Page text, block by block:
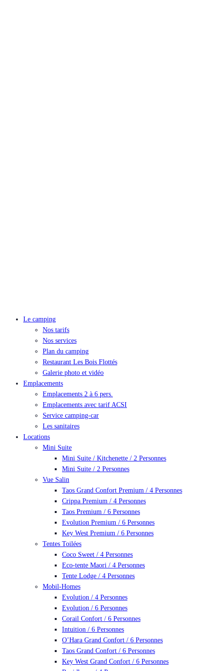
Le camping
Nos tarifs
Nos services
Plan du camping
Restaurant Les Bois Flottés
Galerie photo et vidéo
Emplacements
Emplacements 2 à 6 pers.
Emplacements avec tarif ACSI
Service camping-car
Les sanitaires
Locations
Mini Suite
Mini Suite / Kitchenette / 2 Personnes
Mini Suite / 2 Personnes
Vue Salin
Taos Grand Confort Premium / 4 Personnes
Crippa Premium / 4 Personnes
Taos Premium / 6 Personnes
Evolution Premium / 6 Personnes
Key West Premium / 6 Personnes
Tentes Toilées
Coco Sweet / 4 Personnes
Eco-tente Maori / 4 Personnes
Tente Lodge / 4 Personnes
Mobil-Homes
Evolution / 4 Personnes
Evolution / 6 Personnes
Corail Confort / 6 Personnes
Intuition / 6 Personnes
O’Hara Grand Confort / 6 Personnes
Taos Grand Confort / 6 Personnes
Key West Grand Confort / 6 Personnes